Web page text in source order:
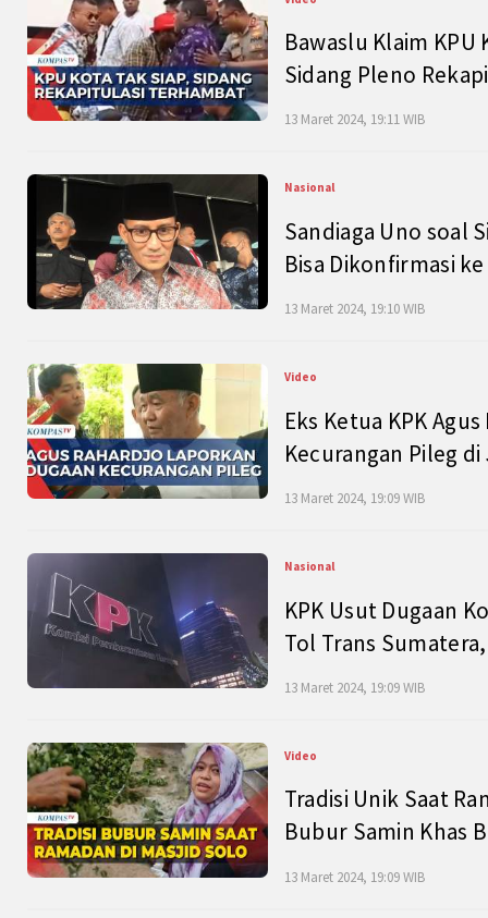
Bawaslu Klaim
Sidang Pleno
13 Maret 2024, 19:11 WIB
Nasional
Sandiaga Uno soal
Bisa Dikonfirmasi
13 Maret 2024, 19:10 WIB
Video
Eks Ketua KPK
Kecurangan Pileg
13 Maret 2024, 19:09 WIB
Nasional
KPK Usut Dugaan
Tol Trans
13 Maret 2024, 19:09 WIB
Video
Tradisi Unik Saat
Bubur Samin Khas
13 Maret 2024, 19:09 WIB